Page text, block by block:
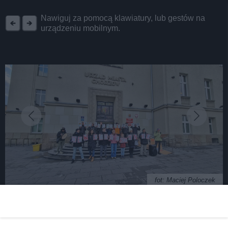
Nawiguj za pomocą klawiatury, lub gestów na
urządzeniu mobilnym.
fot: Maciej Poloczek